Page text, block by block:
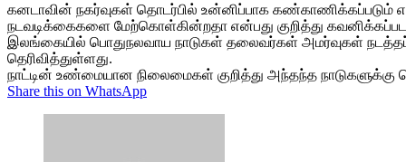
கனடாவின் நகர்வுகள் தொடர்பில் உன்னிப்பாக கண்காணிக்கப்படும்
நடவடிக்கைகளை மேற்கொள்கின்றதா என்பது குறித்து
இலங்கையில் பொதுநலவாய நாடுகள் தலைவர்கள் அமர்வுகள்
தெரிவித்துள்ளது.
நாட்டின் உண்மையான நிலைமைகள் குறித்து அந்தந்த நாடுகளுக்கு
Share this on WhatsApp